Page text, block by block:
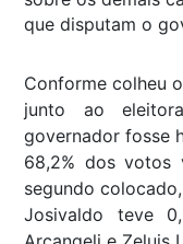
que disputam o
Conforme colheu
junto ao
governador fosse
68,2% dos votos
segundo
Josivaldo teve